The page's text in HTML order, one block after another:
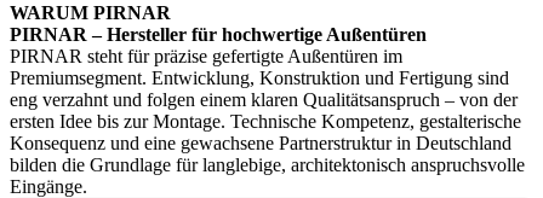
WARUM PIRNAR
PIRNAR – Hersteller für hochwertige Außentüren
PIRNAR steht für präzise gefertigte Außentüren im
Premiumsegment. Entwicklung, Konstruktion und Fertigung sind
eng verzahnt und folgen einem klaren Qualitätsanspruch – von der
ersten Idee bis zur Montage. Technische Kompetenz, gestalterische
Konsequenz und eine gewachsene Partnerstruktur in Deutschland
bilden die Grundlage für langlebige, architektonisch anspruchsvolle
Eingänge.